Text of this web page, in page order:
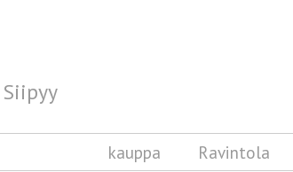
kauppa Ravintola